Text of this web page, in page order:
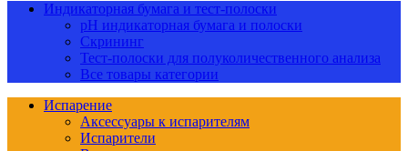
Индикаторная бумага и тест-полоски
pH индикаторная бумага и полоски
Скрининг
Тест-полоски для полуколичественного анализа
Все товары категории
Испарение
Аксессуары к испарителям
Испарители